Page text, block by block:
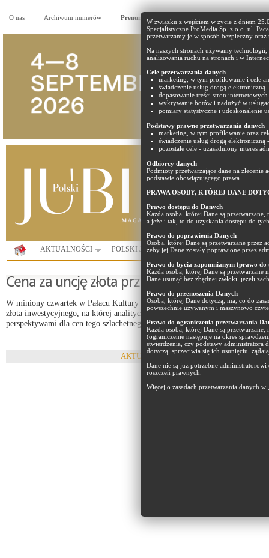
W związku z wejściem w życie z dniem
Specjalistyczne ProMedia Sp. z o.o. ul.
przetwarzamy je w sposób bezpieczny
Na naszych stronach używamy
analizowania ruchu na stronach i w
Cele przetwarzania danych
marketing, w tym profilowanie i cele
świadczenie usług drogą elektroniczną
dopasowanie treści stron
wykrywanie botów i nadużyć w
pomiary statystyczne i udoskonalenie
Podstawy prawne przetwarzania danych
marketing, w tym profilowanie oraz
świadczenie usług drogą elektroniczną
pozostałe cele - uzasadniony interes
Odbiorcy danych
Podmioty przetwarzające dane na
podstawie obowiązującego prawa.
PRAWA OSOBY, KTÓREJ DANE
Prawo dostępu do Danych
Każda osoba, której Dane są
a jeżeli tak, to do uzyskania dostępu do
Prawo do poprawienia Danych
Osoba, której Dane są przetwarzane przez
żeby jej Dane zostały poprawione przez
Prawo do bycia zapomnianym (prawo do
Każda osoba, której Dane są
Dane usunąć bez zbędnej zwłoki, jeżeli
Prawo do przenoszenia Danych
Osoba, której Dane dotyczą, ma, co do
powszechnie używanym i maszynowo
Prawo do ograniczenia przetwarzania
Każda osoba, której Dane są
(ograniczenie następuje na okres
stwierdzenia, czy podstawy administratora
dotyczą, sprzeciwia się ich usunięciu,
Dane nie są już potrzebne
roszczeń prawnych.
Więcej o zasadach przetwarzania danych
O nas Archiwum numerów Prenumerata
AKTUALNOŚCI POLSKI JUBILER PORTAL
Cena za uncję złota przekroczyła 1.380,00
W miniony czwartek w Pałacu Kultury i Nauki odbyła się debata na temat
złota inwestycyjnego, na której analitycy rynku zastanawiali się nad
perspektywami dla cen tego szlachetnego kruszcu.Więcej...
AKTUALNOŚCI